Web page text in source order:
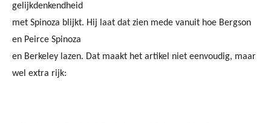
gelijkdenkendheid
met Spinoza blijkt. Hij laat dat zien mede vanuit hoe Bergson
en Peirce Spinoza
en Berkeley lazen. Dat maakt het artikel niet eenvoudig, maar
wel extra rijk: